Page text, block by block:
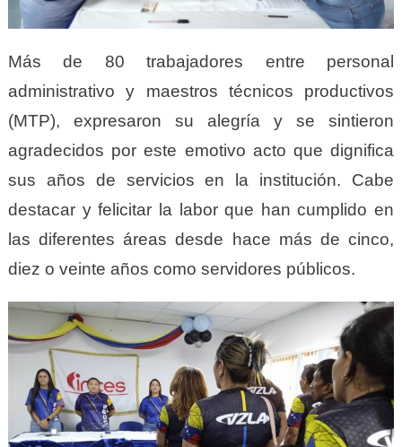
Más de 80 trabajadores entre personal
administrativo y maestros técnicos productivos
(MTP), expresaron su alegría y se sintieron
agradecidos por este emotivo acto que dignifica
sus años de servicios en la institución. Cabe
destacar y felicitar la labor que han cumplido en
las diferentes áreas desde hace más de cinco,
diez o veinte años como servidores públicos.